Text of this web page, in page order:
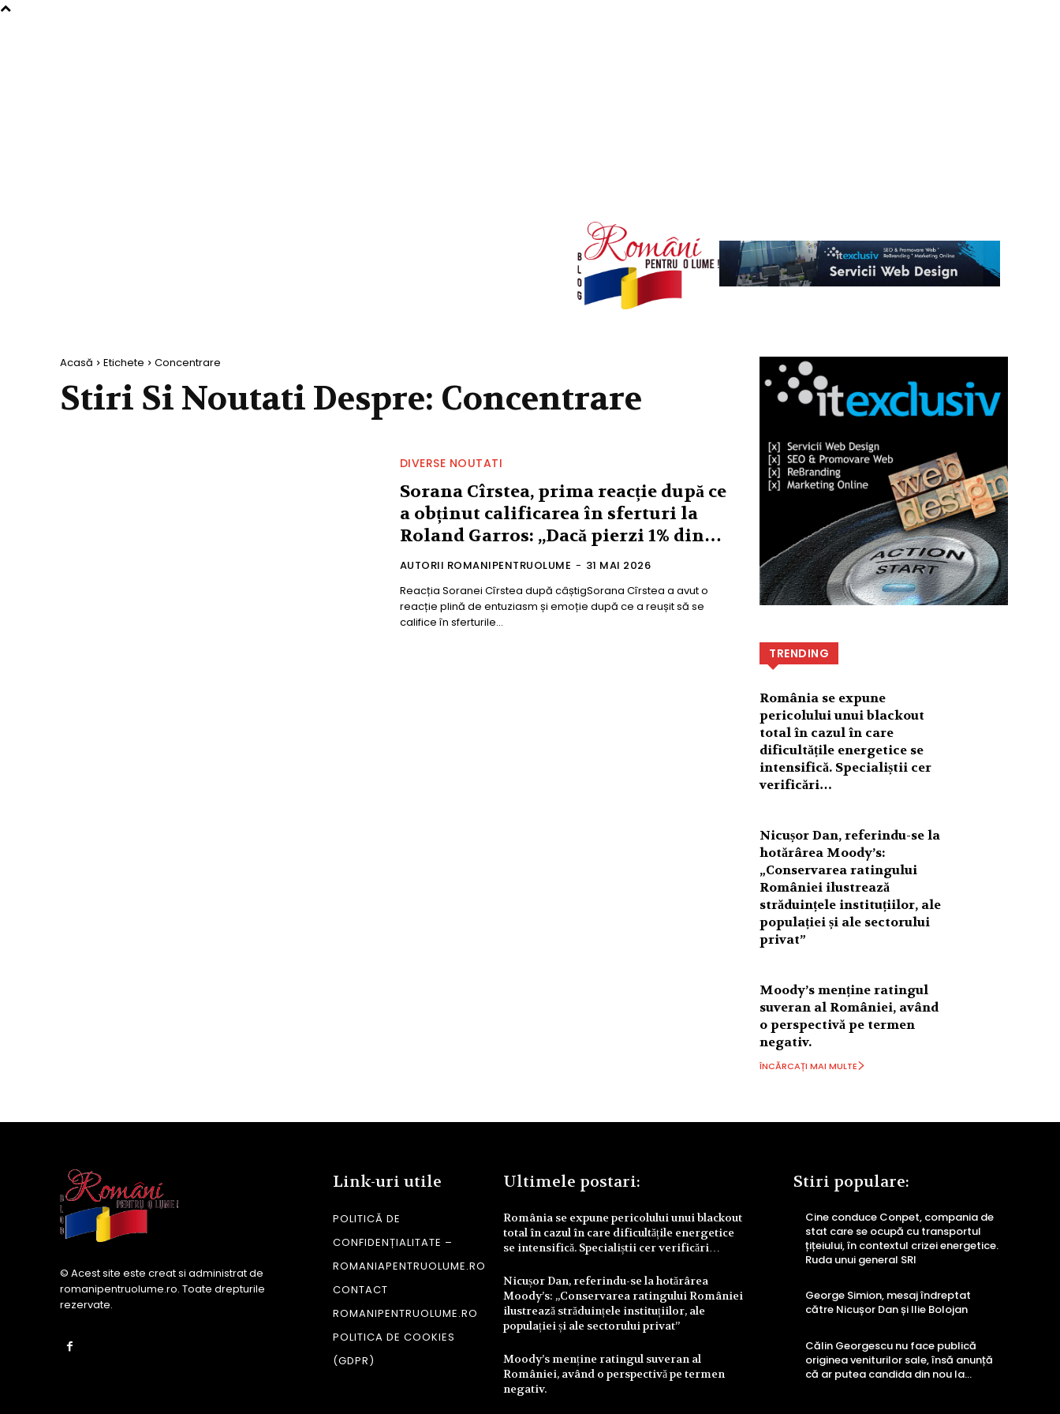
Acasă Etichete Concentrare
Stiri Si Noutati Despre: Concentrare
DIVERSE NOUTATI
Sorana Cîrstea, prima reacție după ce
a obținut calificarea în sferturi la
Roland Garros: „Dacă pierzi 1% din…
AUTORII ROMANIPENTRUOLUME - 31 MAI 2026
Reacția Soranei Cîrstea după câștigSorana Cîrstea a avut o
reacție plină de entuziasm și emoție după ce a reușit să se
califice în sferturile...
TRENDING
România se expune
pericolului unui blackout
total în cazul în care
dificultățile energetice se
intensifică. Specialiștii cer
verificări…
Nicușor Dan, referindu-se la
hotărârea Moody’s:
„Conservarea ratingului
României ilustrează
străduințele instituțiilor, ale
populației și ale sectorului
privat”
Moody’s menține ratingul
suveran al României, având
o perspectivă pe termen
negativ.
ÎNCĂRCAȚI MAI MULTE
© Acest site este creat si administrat de
romanipentruolume.ro. Toate drepturile
rezervate.
Link-uri utile
POLITICĂ DE
CONFIDENȚIALITATE –
ROMANIAPENTRUOLUME.RO
CONTACT
ROMANIPENTRUOLUME.RO
POLITICA DE COOKIES
(GDPR)
Ultimele postari:
România se expune pericolului unui blackout
total în cazul în care dificultățile energetice
se intensifică. Specialiștii cer verificări…
Nicușor Dan, referindu-se la hotărârea
Moody’s: „Conservarea ratingului României
ilustrează străduințele instituțiilor, ale
populației și ale sectorului privat”
Moody’s menține ratingul suveran al
României, având o perspectivă pe termen
negativ.
Stiri populare:
Cine conduce Conpet, compania de
stat care se ocupă cu transportul
țițeiului, în contextul crizei energetice.
Ruda unui general SRI
George Simion, mesaj îndreptat
către Nicușor Dan și Ilie Bolojan
Călin Georgescu nu face publică
originea veniturilor sale, însă anunță
că ar putea candida din nou la…